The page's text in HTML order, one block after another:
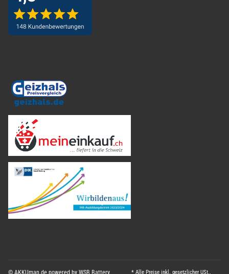
© AKKUman.de powered by WSB Battery * Alle Preise inkl. gesetzlicher USt.,